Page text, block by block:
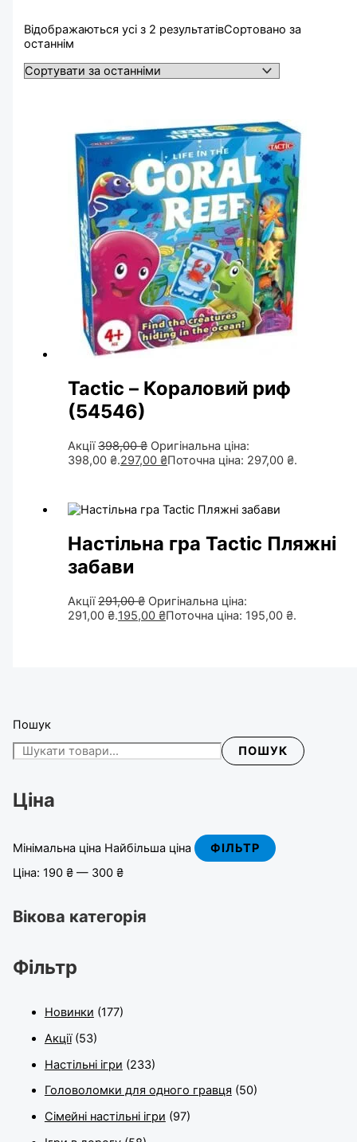
Пошук
ПОШУК
Ціна
Мінімальна ціна Найбільша ціна
ФІЛЬТР
Ціна: 190 ₴— 300 ₴
Вікова категорія
Фільтр
Новинки (177)
Акції (53)
Настільні ігри (233)
Головоломки для одного гравця (50)
Сімейні настільні ігри (97)
Відображаються усі з 2 результатівСортовано за
останнім
Tactic – Кораловий риф
(54546)
Акції398,00₴ Оригінальна ціна:
398,00 ₴.297,00₴Поточна ціна: 297,00 ₴.
Настільна гра Tactic Пляжні
забави
Акції291,00₴ Оригінальна ціна:
291,00 ₴.195,00₴Поточна ціна: 195,00 ₴.